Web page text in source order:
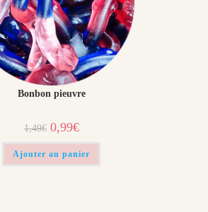
Bonbon pieuvre
1,49€ Le
prix
initial
était :
0,99€Le
prix
actuel
est :
Ajouter au panier